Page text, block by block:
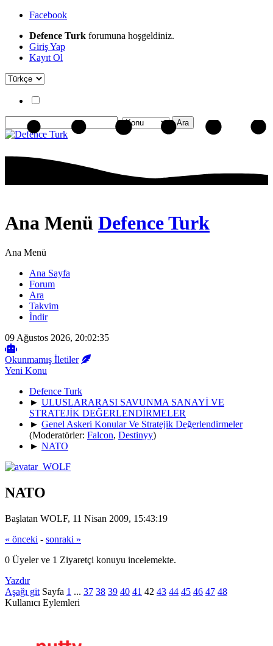
Facebook
Defence Turk forumuna hoşgeldiniz.
Giriş Yap
Kayıt Ol
Ana Menü Defence Turk
Ana Menü
Ana Sayfa
Forum
Ara
Takvim
İndir
09 Ağustos 2026, 20:02:35
Okunmamış İletiler
Yeni Konu
Defence Turk
► ULUSLARARASI SAVUNMA SANAYİ VE
STRATEJİK DEĞERLENDİRMELER
► Genel Askeri Konular Ve Stratejik Değerlendirmeler
(Moderatörler: Falcon, Destinyy)
► NATO
NATO
Başlatan WOLF, 11 Nisan 2009, 15:43:19
« önceki - sonraki »
0 Üyeler ve 1 Ziyaretçi konuyu incelemekte.
Yazdır
Aşağı git Sayfa 1 ... 37 38 39 40 41 42 43 44 45 46 47 48
Kullanıcı Eylemleri